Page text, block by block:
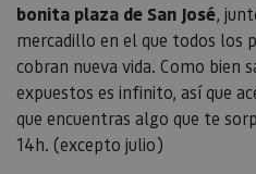
bonita plaza de San José,
mercadillo en el que todos los
cobran nueva vida. Como bien
expuestos es infinito, así que
que encuentras algo que te
14h. (excepto julio)